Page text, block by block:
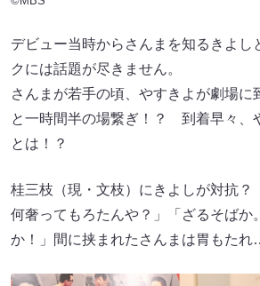
デビュー当時からさんまを知るきよし
クには話題が尽きません。
さんまが若手の頃、やすきよが劇場に
と一時間半の場繋ぎ！？ 到着早々、
とは！？
桂三枝（現・文枝）にきよしが対抗
何奢ってもろたんや？」「ざるそばか
か！」間に挟まれたさんまは胃もた